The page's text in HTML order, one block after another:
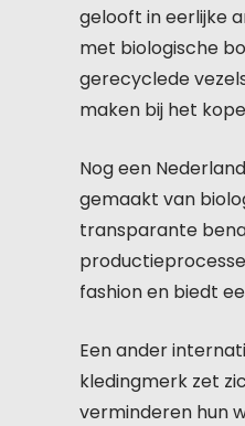
gelooft in eerlijke
met biologische
gerecyclede
maken bij het
Nog een
gemaakt van
transparante
fashion en biedt
Een ander
kledingmerk zet
verminderen hun